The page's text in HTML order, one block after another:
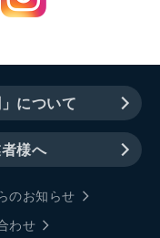
について
様へ
のお知らせ
わせ